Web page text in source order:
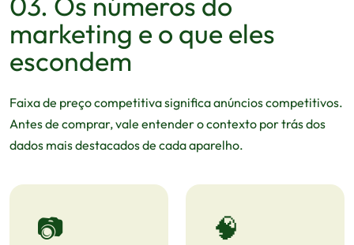
marketing e o que eles
escondem
Faixa de preço competitiva significa anúncios competitivos.
Antes de comprar, vale entender o contexto por trás dos
dados mais destacados de cada aparelho.
📷 🧠